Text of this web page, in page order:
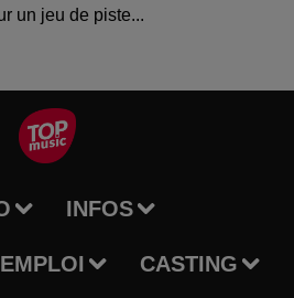
un jeu de piste...
INFOS
CASTING